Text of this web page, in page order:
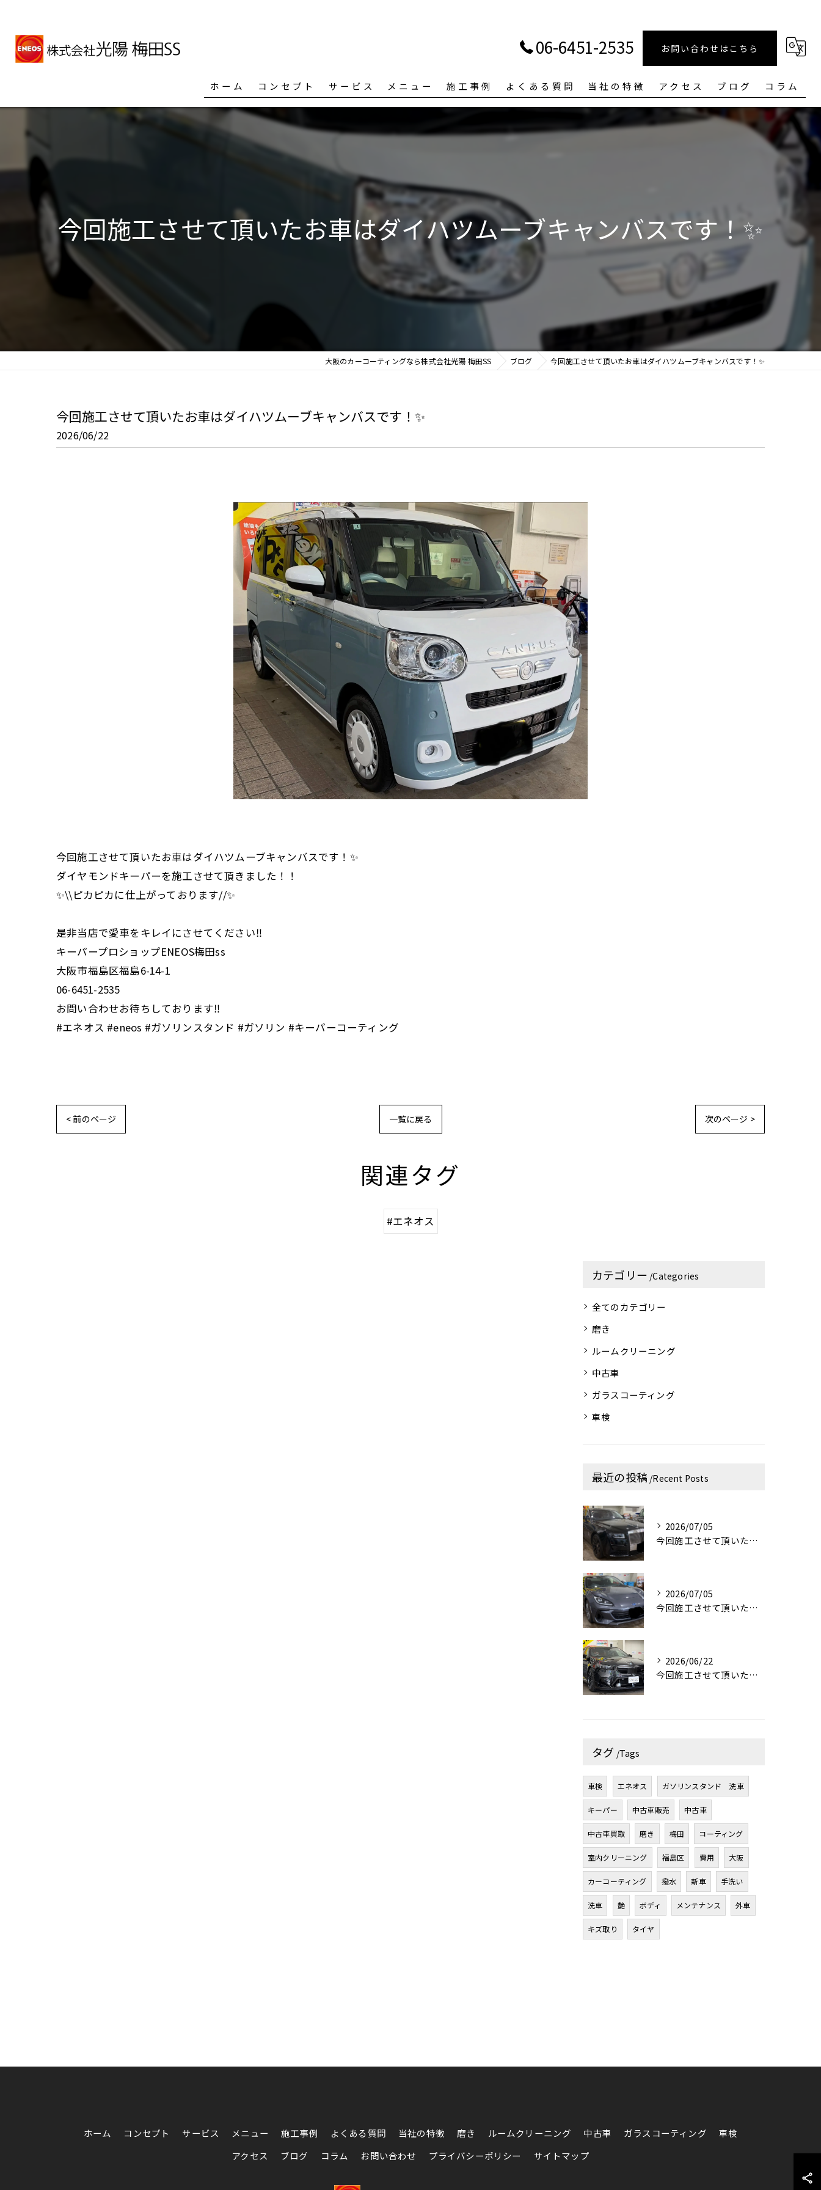
06-6451-2535 お問い合わせはこちら
ホーム コンセプト サービス メニュー 施工事例 よくある質問 当社の特徴
磨き
車検
アクセス ブログ コラム
今回施工させて頂いたお車はダイハツムーブキャンバスです！✨
大阪のカーコーティングなら株式会社光陽 梅田SS ブログ 今回施工させて頂いたお車はダイハツムーブキャンバスです！✨
今回施工させて頂いたお車はダイハツムーブキャンバスです！✨
2026/06/22
今回施工させて頂いたお車はダイハツムーブキャンバスです！✨
ダイヤモンドキーパーを施工させて頂きました！！
✨\\ピカピカに仕上がっております//✨
是非当店で愛車をキレイにさせてください‼️
キーパープロショップENEOS梅田ss
大阪市福島区福島6-14-1
06-6451-2535
お問い合わせお待ちしております‼️
#エネオス #eneos #ガソリンスタンド #ガソリン #キーパーコーティング
< 前のページ 一覧に戻る 次のページ >
関連タグ
#エネオス
カテゴリー Categories
全てのカテゴリー
磨き
ルームクリーニング
中古車
ガラスコーティング
車検
最近の投稿 Recent Posts
2026/07/05
今回施工させて頂いたお車はロールス・ロイス・ゴーストです！✨
2026/07/05
今回施工させて頂いたお車はスバルBRZです！✨
2026/06/22
今回施工させて頂いたお車はBMW M5です！✨
タグ Tags
車検 エネオス ガソリンスタンド 洗車
キーパー 中古車販売 中古車
中古車買取 磨き 梅田 コーティング
室内クリーニング 福島区 費用 大阪
カーコーティング 撥水 新車 手洗い
洗車 艶 ボディ メンテナンス 外車
キズ取り タイヤ
ホーム コンセプト サービス メニュー 施工事例 よくある質問 当社の特徴 磨き ルームクリーニング 中古車 ガラスコーティング
車検
アクセス
ブログ コラム お問い合わせ プライバシーポリシー サイトマップ